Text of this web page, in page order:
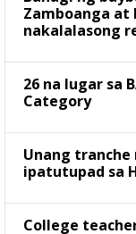
Zamboanga at
nakalalasong
26 na lugar sa
Category
Unang tranche
ipatutupad sa
College